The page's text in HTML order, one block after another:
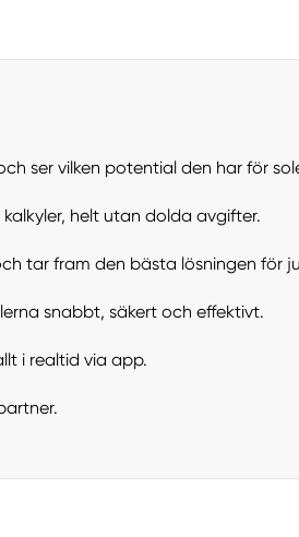
ser vilken potential den har för
helt utan dolda avgifter.
tar fram den bästa lösningen för
snabbt, säkert och effektivt.
i realtid via app.